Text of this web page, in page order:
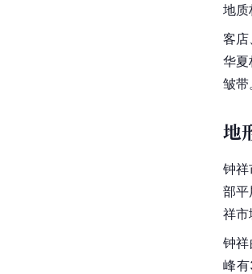
地质
客店
华夏
皱带
地
钟祥
部平
祥市
钟
峰